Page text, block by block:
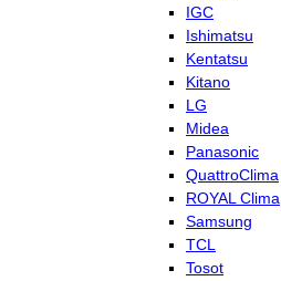
IGC
Ishimatsu
Kentatsu
Kitano
LG
Midea
Panasonic
QuattroClima
ROYAL Clima
Samsung
TCL
Tosot